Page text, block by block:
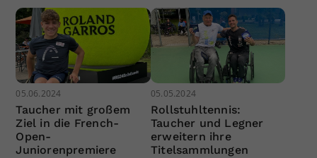
05.06.2024
Taucher mit großem
Ziel in die French-
Open-
Juniorenpremiere
05.05.2024
Rollstuhltennis:
Taucher und Legner
erweitern ihre
Titelsammlungen